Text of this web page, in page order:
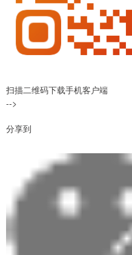
扫描二维码下载手机客户端
-->
分享到